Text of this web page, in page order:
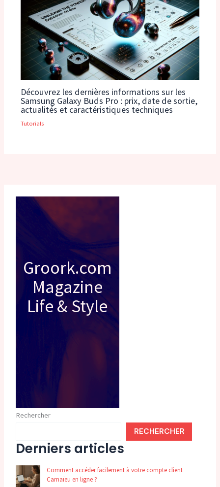
Découvrez les dernières informations sur les
Samsung Galaxy Buds Pro : prix, date de sortie,
actualités et caractéristiques techniques
Tutorials
Groork.com
Magazine
Life & Style
Rechercher
RECHERCHER
Derniers articles
Comment accéder facilement à votre compte client
Camaïeu en ligne ?